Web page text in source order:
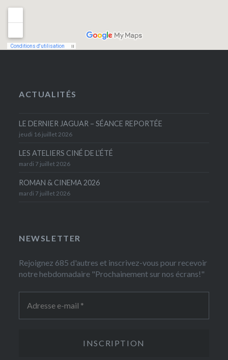
ACTUALITÉS
LE DERNIER JAGUAR – SÉANCE REPORTÉE
jeudi 16 juillet 2026
LES ATELIERS CINÉ DE L’ÉTÉ
mardi 7 juillet 2026
ROMAN & CINEMA 2026
mardi 7 juillet 2026
NEWSLETTER
Rejoignez 685 d'autres et inscrivez-vous pour recevoir
notre hebdomadaire "Prochainement sur nos écrans!"